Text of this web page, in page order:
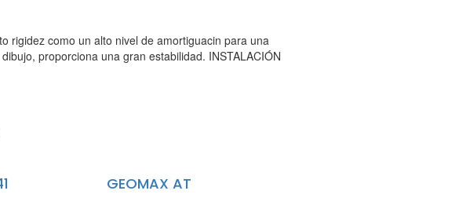
rigidez como un alto nivel de amortiguacin para una
proporciona una gran estabilidad. INSTALACIÓN
GEOMAX AT